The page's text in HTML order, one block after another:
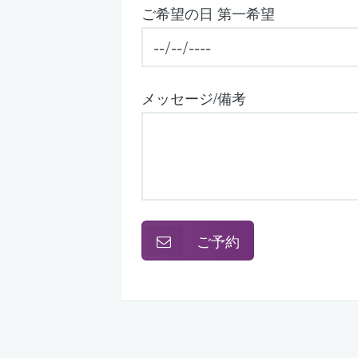
ご希望の日 第一希望
メッセージ/備考
ご予約